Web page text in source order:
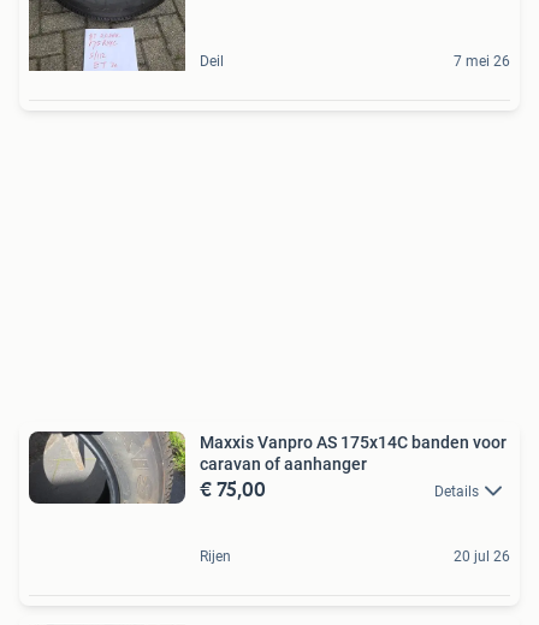
Deil 7 mei 26
Maxxis Vanpro AS 175x14C banden voor
caravan of aanhanger
€ 75,00 Details
Rijen 20 jul 26